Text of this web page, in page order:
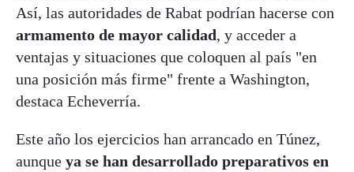
Así, las autoridades de Rabat podrían hacerse con
armamento de mayor calidad, y acceder a
ventajas y situaciones que coloquen al país "en
una posición más firme" frente a Washington,
destaca Echeverría.
Este año los ejercicios han arrancado en Túnez,
aunque ya se han desarrollado preparativos en